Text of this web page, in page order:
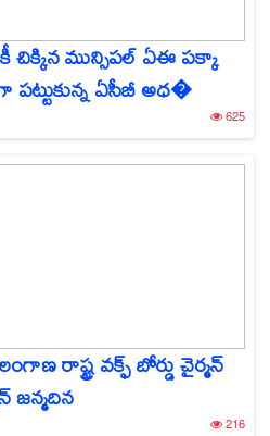
చిక్కిన మున్సిపల్ ఏఈ పక్కా
ఏసీబీ అధ�
625
రాష్ట్ర వక్ఫ్ బోర్డు చైర్మన్
జన్మదిన
216